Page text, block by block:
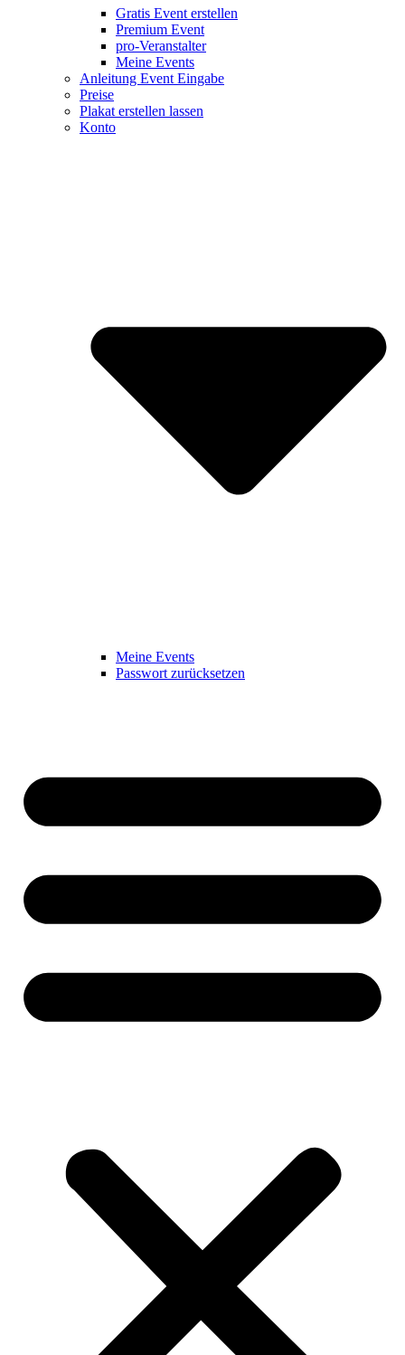
Gratis Event erstellen
Premium Event
pro-Veranstalter
Meine Events
Anleitung Event Eingabe
Preise
Plakat erstellen lassen
Konto
Meine Events
Passwort zurücksetzen